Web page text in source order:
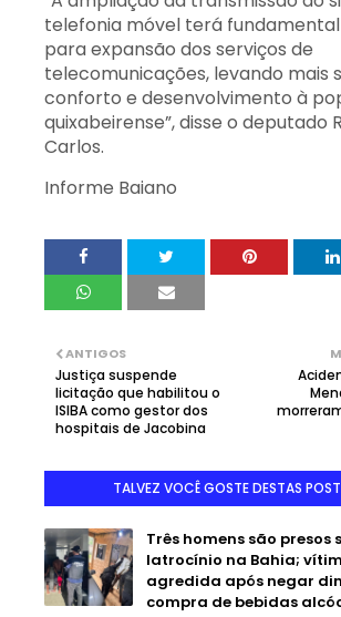
telefonia móvel terá
para expansão dos serviços de
telecomunicações, levando mais
conforto e desenvolvimento à
quixabeirense”, disse o deputado
Carlos.
Informe Baiano
ANTIGOS
Justiça suspende
licitação que habilitou o
ISIBA como gestor dos
hospitais de Jacobina
TALVEZ VOCÊ GOSTE DESTAS
Três homens são presos
latrocínio na Bahia;
agredida após negar
compra de bebidas